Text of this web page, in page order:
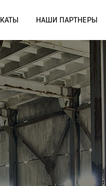
НАШИ ПАРТНЕРЫ